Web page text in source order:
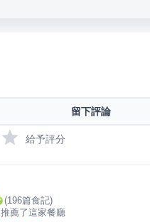
留下評論
給予評分
(196篇食記)
推薦了這家餐廳